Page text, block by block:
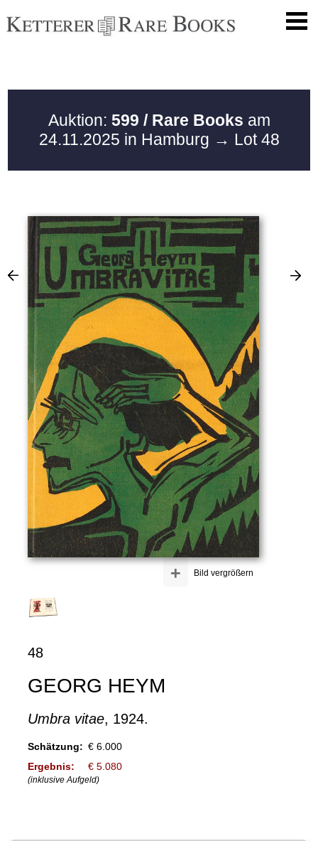
Auktion: 599 / Rare Books am
24.11.2025 in Hamburg → Lot 48
Bild vergrößern
+
48
GEORG HEYM
Umbra vitae, 1924.
Schätzung: € 6.000
Ergebnis:
€ 5.080
(inklusive Aufgeld)